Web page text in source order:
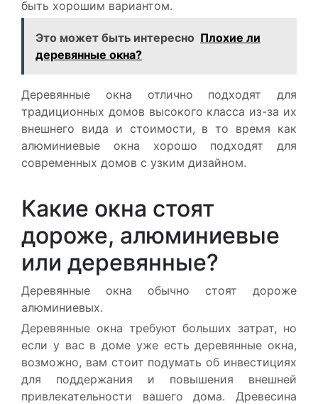
быть хорошим вариантом.
Это может быть интересно Плохие ли
деревянные окна?
Деревянные окна отлично подходят для
традиционных домов высокого класса из-за их
внешнего вида и стоимости, в то время как
алюминиевые окна хорошо подходят для
современных домов с узким дизайном.
Какие окна стоят
дороже, алюминиевые
или деревянные?
Деревянные окна обычно стоят дороже
алюминиевых.
Деревянные окна требуют больших затрат, но
если у вас в доме уже есть деревянные окна,
возможно, вам стоит подумать об инвестициях
для поддержания и повышения внешней
привлекательности вашего дома. Древесина